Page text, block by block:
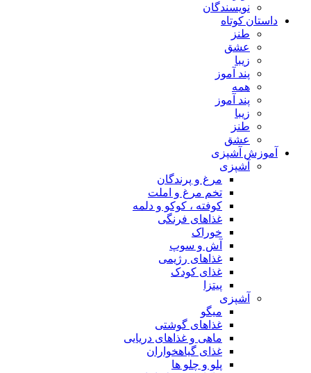
نویسندگان
داستان کوتاه
طنز
عشق
زیبا
پند آموز
همه
پند آموز
زیبا
طنز
عشق
آموزش آشپزی
آشپزی
مرغ و پرندگان
تخم مرغ و املت
کوفته ، کوکو و دلمه
غذاهای فرنگی
خوراک
آش و سوپ
غذاهای رژیمی
غذای کودک
پیتزا
آشپزی
میگو
غذاهای گوشتی
ماهی و غذاهای دریایی
غذای گیاهخواران
پلو و چلو ها